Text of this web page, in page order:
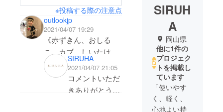
※投稿する際の注意点
outlookjp
2021/04/07 19:29
《赤ずきん、おしる
こ、カブ、しいたけ、
シトラス、シャボン
玉、たんぽぽ、森、
JAPAN》の違いが分か
SIRUHA
2021/04/07 21:05
コメントいただ
きありがとうご
SIRUH
A
岡山県
他に1件の
プロジェク
トを掲載し
ています
「使いやす
く、軽く、
心地よい持